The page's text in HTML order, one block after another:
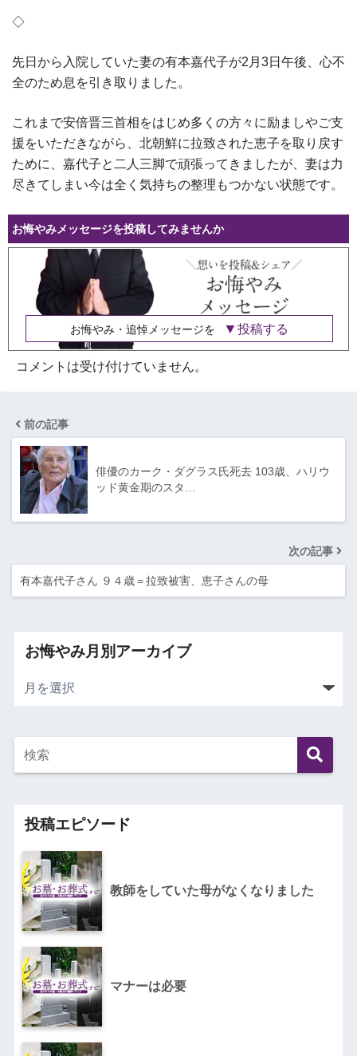
◇
先日から入院していた妻の有本嘉代子が2月3日午後、心不
全のため息を引き取りました。
これまで安倍晋三首相をはじめ多くの方々に励ましやご支
援をいただきながら、北朝鮮に拉致された恵子を取り戻す
ために、嘉代子と二人三脚で頑張ってきましたが、妻は力
尽きてしまい今は全く気持ちの整理もつかない状態です。
お悔やみメッセージを投稿してみませんか
お悔やみ・追悼メッセージを 投稿する
コメントは受け付けていません。
前の記事
俳優のカーク・ダグラス氏死去 103歳、ハリウ
ッド黄金期のスタ…
次の記事
有本嘉代子さん ９４歳＝拉致被害、恵子さんの母
お悔やみ月別アーカイブ
投稿エピソード
教師をしていた母がなくなりました
マナーは必要